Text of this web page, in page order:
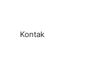
Kontak